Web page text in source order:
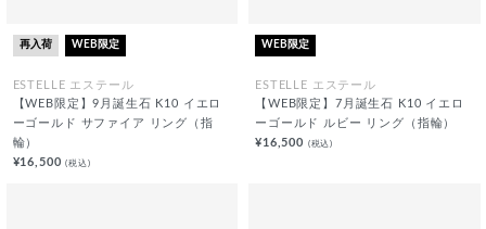
再入荷 WEB限定
ESTELLE エステール
【WEB限定】9月誕生石 K10 イエロ
ーゴールド サファイア リング（指
輪）
¥16,500(税込)
WEB限定
ESTELLE エステール
【WEB限定】7月誕生石 K10 イエロ
ーゴールド ルビー リング（指輪）
¥16,500 (税込)